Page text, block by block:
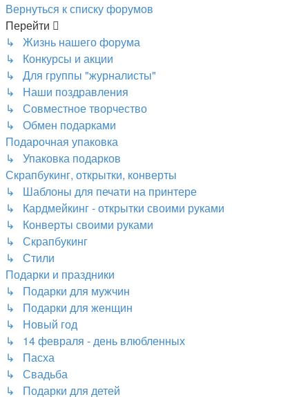
Вернуться к списку форумов
Перейти
↳ Жизнь нашего форума
↳ Конкурсы и акции
↳ Для группы "журналисты"
↳ Наши поздравления
↳ Совместное творчество
↳ Обмен подарками
Подарочная упаковка
↳ Упаковка подарков
Скрапбукинг, открытки, конверты
↳ Шаблоны для печати на принтере
↳ Кардмейкинг - открытки своими руками
↳ Конверты своими руками
↳ Скрапбукинг
↳ Стили
Подарки и праздники
↳ Подарки для мужчин
↳ Подарки для женщин
↳ Новый год
↳ 14 февраля - день влюбленных
↳ Пасха
↳ Свадьба
↳ Подарки для детей